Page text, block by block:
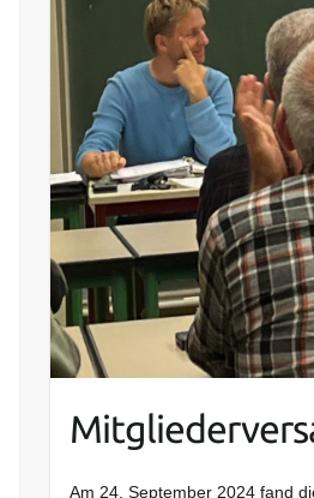
Am 24. September 2024 fand